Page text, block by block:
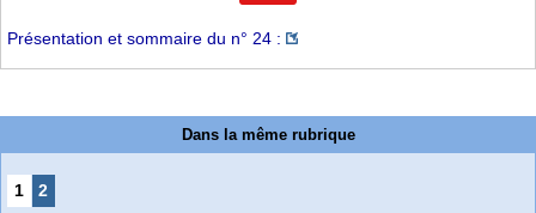
Présentation et sommaire du n° 24 :
Dans la même rubrique
1 2